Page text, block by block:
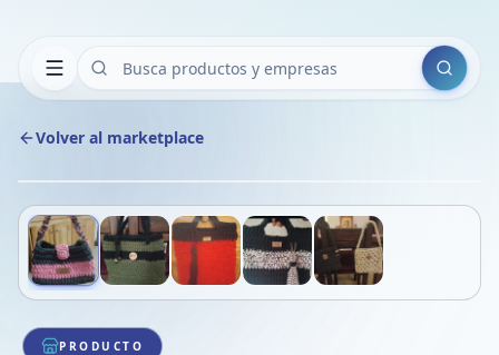
Buscar
Volver al marketplace
1/5
PRODUCTO